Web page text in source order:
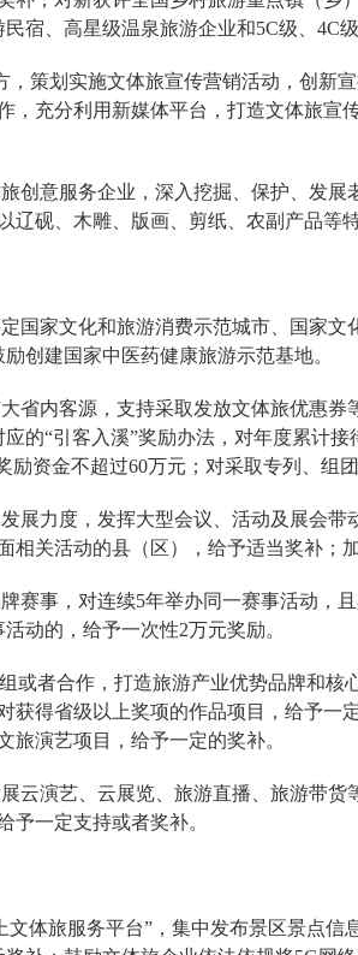
宿、高星级温泉旅游企业和5C级、4C
划实施文体旅宣传营销活动，创新
，充分利用新媒体平台，打造文体旅
意服务企业，深入挖掘、保护、发展
辽砚、木雕、版画、剪纸、农副产品等
家文化和旅游消费示范城市、国家文
创建国家中医药健康旅游示范基地。
内客源，支持采取发放文体旅优惠券
的“引客入溪”奖励办法，对年度累计
励资金不超过60万元；对采取专列、组
力度，发挥大型会议、活动及展会带
关活动的县（区），给予适当奖补；
事，对连续5年举办同一赛事活动，
动的，给予一次性2万元奖励。
者合作，打造旅游产业优势品牌和核
获得省级以上奖项的作品项目，给予
旅演艺项目，给予一定的奖补。
演艺、云展览、旅游直播、旅游带货
予一定支持或者奖补。
旅服务平台”，集中发布景区景点信